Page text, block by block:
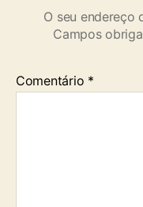
O seu endereço
Campos
Comentário *